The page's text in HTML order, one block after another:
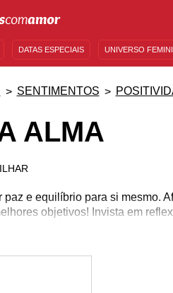
DATAS ESPECIAIS UNIVERSO
SENTIMENTOS
ALMA
e equilíbrio para si mesmo.
objetivos! Invista em
em sua vida.